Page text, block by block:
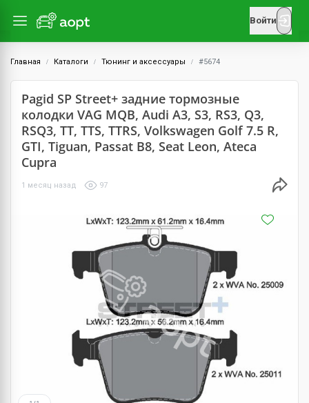
Войти
Главная Каталоги Тюнинг и аксессуары #5674
Pagid SP Street+ задние тормозные
колодки VAG MQB, Audi A3, S3, RS3, Q3,
RSQ3, TT, TTS, TTRS, Volkswagen Golf 7.5 R,
GTI, Tiguan, Passat B8, Seat Leon, Ateca
Cupra
1 месяц назад 97